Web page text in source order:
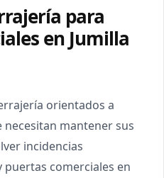
para
en Jumilla
orientados a
mantener sus
incidencias
puertas comerciales en